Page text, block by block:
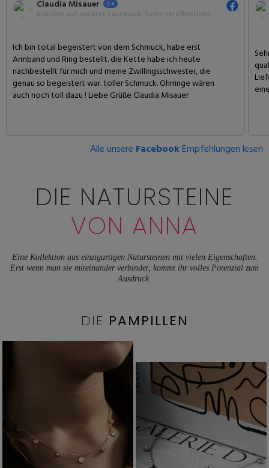
Claudia Misauer
Ich bin total begeistert von dem Schmuck, habe erst
Armband und Ring bestellt. die Kette habe ich heute
nachbestellt für mich und meine Zwillingsschwester, die
genau so begeistert war. toller Schmuck. Ohrringe wären
auch noch toll dazu ! Liebe Grüße Claudia Misauer
Alle unsere FacebookEmpfehlungen lesen
DIE NATURSTEINE
VON ANNA
Eine Kollektion aus einzigartigen Natursteinen mit vielen Eigenschaften.
Erst wenn man sie miteinander verbindet, kommt ihr volles Potenzial zum
Ausdruck.
DIE PAMPILLEN